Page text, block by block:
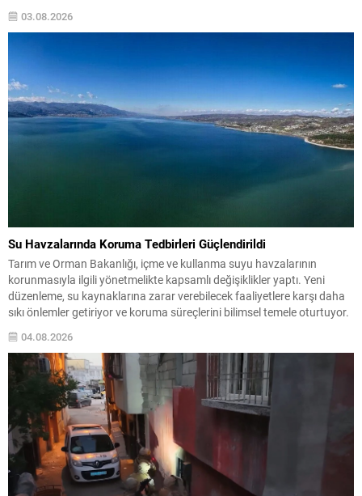
alan takımlar arasına Rennes de katıldı; Galatasaray ise Fransız
03.08.2026
Su Havzalarında Koruma Tedbirleri Güçlendirildi
Tarım ve Orman Bakanlığı, içme ve kullanma suyu havzalarının
korunmasıyla ilgili yönetmelikte kapsamlı değişiklikler yaptı. Yeni
düzenleme, su kaynaklarına zarar verebilecek faaliyetlere karşı daha
sıkı önlemler getiriyor ve koruma süreçlerini bilimsel temele oturtuyor.
önlenmesi için ilgili kurumlar gerekli tedbirleri almakla yükümlü
olacak....
04.08.2026